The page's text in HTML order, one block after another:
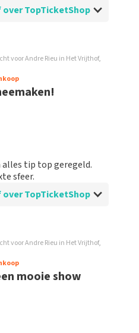
over TopTicketShop
op voorhand de tickets
voor Andre Rieu in Het Vrijthof,
alles tip top geregeld.
sfeer.
over TopTicketShop
binnen. Alles keurig
vooraf aan het
voor Andre Rieu in Het Vrijthof,
mooie show